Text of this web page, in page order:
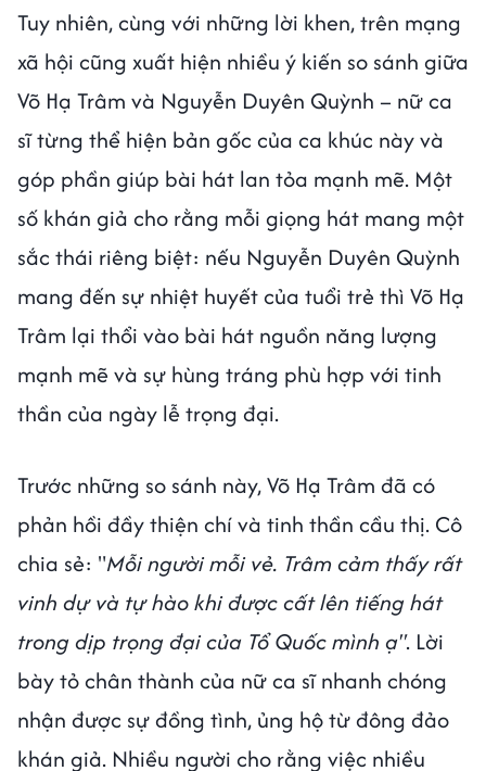
Tuy nhiên, cùng với những lời khen, trên mạng
xã hội cũng xuất hiện nhiều ý kiến so sánh giữa
Võ Hạ Trâm và Nguyễn Duyên Quỳnh – nữ ca
sĩ từng thể hiện bản gốc của ca khúc này và
góp phần giúp bài hát lan tỏa mạnh mẽ. Một
số khán giả cho rằng mỗi giọng hát mang một
sắc thái riêng biệt: nếu Nguyễn Duyên Quỳnh
mang đến sự nhiệt huyết của tuổi trẻ thì Võ Hạ
Trâm lại thổi vào bài hát nguồn năng lượng
mạnh mẽ và sự hùng tráng phù hợp với tinh
thần của ngày lễ trọng đại.
Trước những so sánh này, Võ Hạ Trâm đã có
phản hồi đầy thiện chí và tinh thần cầu thị. Cô
chia sẻ: "Mỗi người mỗi vẻ. Trâm cảm thấy rất
vinh dự và tự hào khi được cất lên tiếng hát
trong dịp trọng đại của Tổ Quốc mình ạ". Lời
bày tỏ chân thành của nữ ca sĩ nhanh chóng
nhận được sự đồng tình, ủng hộ từ đông đảo
khán giả. Nhiều người cho rằng việc nhiều